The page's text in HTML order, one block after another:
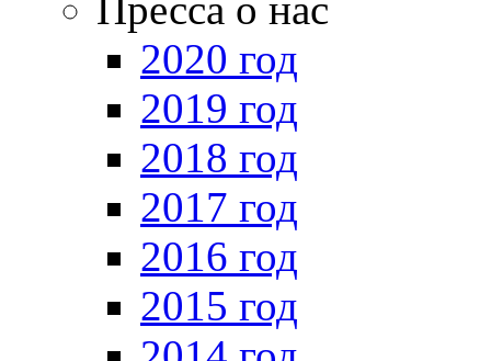
2020 год
2019 год
2018 год
2017 год
2016 год
2015 год